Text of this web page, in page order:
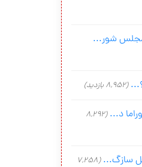
مجلس شور...
(8,952 بازدید)
د... (8,292
(7,258